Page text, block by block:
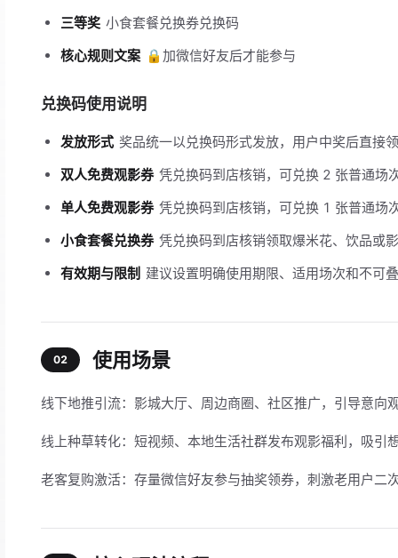
三等奖 小食套餐兑换券兑换码
核心规则文案 🔒加微信好友后才能参与
兑换码使用说明
发放形式 奖品统一以兑换码形式发放，用户中奖后直接
双人免费观影券 凭兑换码到店核销，可兑换 2 张普通场
单人免费观影券 凭兑换码到店核销，可兑换 1 张普通场
小食套餐兑换券 凭兑换码到店核销领取爆米花、饮品或
有效期与限制 建议设置明确使用期限、适用场次和不可
02 使用场景
线下地推引流：影城大厅、周边商圈、社区推广，引导意向
线上种草转化：短视频、本地生活社群发布观影福利，吸引
老客复购激活：存量微信好友参与抽奖领券，刺激老用户二